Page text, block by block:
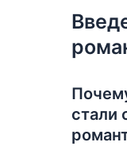
стали